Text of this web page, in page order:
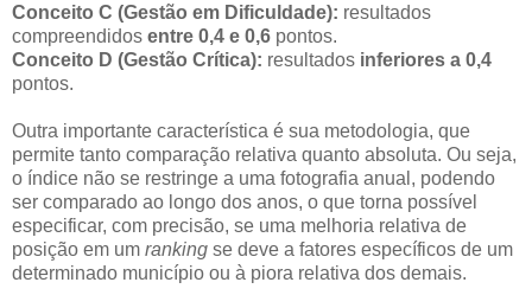
Conceito C (Gestão em Dificuldade): resultados
compreendidos entre 0,4 e 0,6 pontos.
Conceito D (Gestão Crítica): resultados inferiores a 0,4
pontos.
Outra importante característica é sua metodologia, que
permite tanto comparação relativa quanto absoluta. Ou seja,
o índice não se restringe a uma fotografia anual, podendo
ser comparado ao longo dos anos, o que torna possível
especificar, com precisão, se uma melhoria relativa de
posição em um ranking se deve a fatores específicos de um
determinado município ou à piora relativa dos demais.